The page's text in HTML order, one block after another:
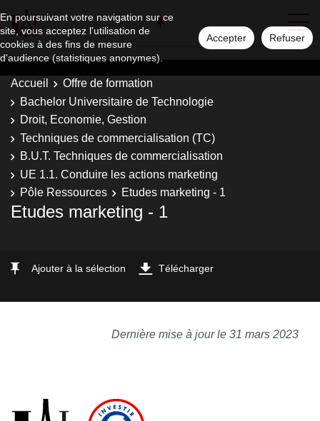
En poursuivant votre navigation sur ce
site, vous acceptez l'utilisation de
cookies à des fins de mesure
d'audience (statistiques anonymes).
Accepter Refuser
Accueil
Offre de formation
Bachelor Universitaire de Technologie
Droit, Economie, Gestion
Techniques de commercialisation (TC)
B.U.T. Techniques de commercialisation
UE 1.1. Conduire les actions marketing
Pôle Ressources
Etudes marketing - 1
Etudes marketing - 1
Ajouter à la sélection Télécharger
Dernière mise à jour le 31 mars 2023